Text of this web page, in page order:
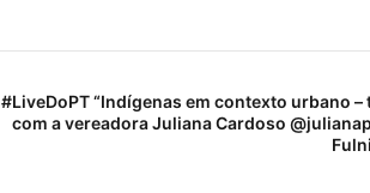
#LiveDoPT “Indígenas em contexto urbano
com a vereadora Juliana Cardoso